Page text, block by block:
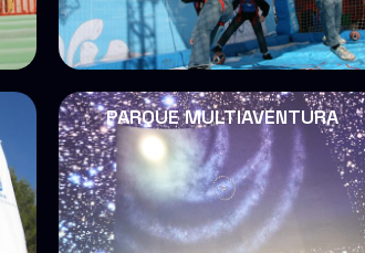
PARQUE MULTIAVENTURA